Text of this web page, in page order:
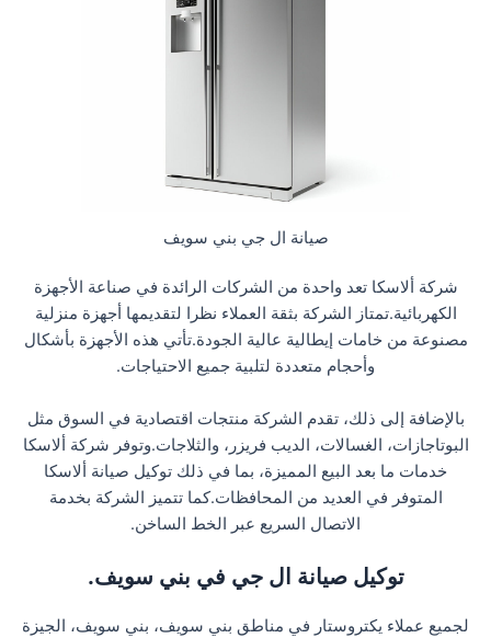
صيانة ال جي بني سويف
شركة ألاسكا تعد واحدة من الشركات الرائدة في صناعة الأجهزة
الكهربائية.تمتاز الشركة بثقة العملاء نظرا لتقديمها أجهزة منزلية
مصنوعة من خامات إيطالية عالية الجودة.تأتي هذه الأجهزة بأشكال
وأحجام متعددة لتلبية جميع الاحتياجات.
بالإضافة إلى ذلك، تقدم الشركة منتجات اقتصادية في السوق مثل
البوتاجازات، الغسالات، الديب فريزر، والثلاجات.وتوفر شركة ألاسكا
خدمات ما بعد البيع المميزة، بما في ذلك توكيل صيانة ألاسكا
المتوفر في العديد من المحافظات.كما تتميز الشركة بخدمة
الاتصال السريع عبر الخط الساخن.
توكيل صيانة ال جي في بني سويف.
لجميع عملاء يكتروستار في مناطق بني سويف، بني سويف، الجيزة